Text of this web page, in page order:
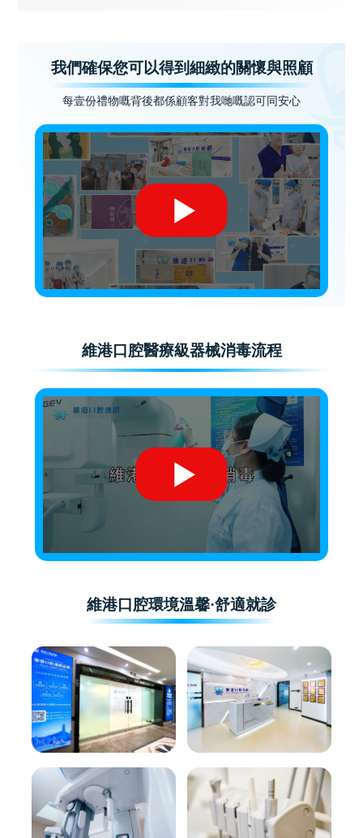
我們確保您可以得到細緻的關懷與照顧
每壹份禮物嘅背後都係顧客對我哋嘅認可同安心
維港口腔醫療級器械消毒流程
維港口腔環境溫馨·舒適就診